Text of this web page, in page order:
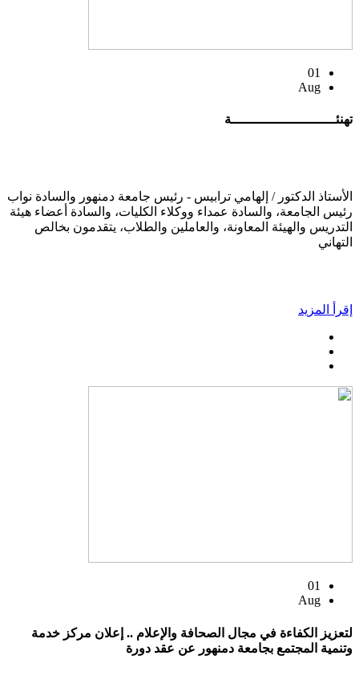
01
Aug
تهنئــــــــــــــــــــــــــة
الأستاذ الدكتور / إلهامي ترابيس - رئيس جامعة دمنهور والسادة نواب
رئيس الجامعة، والسادة عمداء ووكلاء الكليات، والسادة أعضاء هيئة
التدريس والهيئة المعاونة، والعاملين والطلاب، يتقدمون بخالص
التهاني
إقرأ المزيد
01
Aug
لتعزيز الكفاءة في مجال الصحافة والإعلام .. إعلان مركز خدمة
وتنمية المجتمع بجامعة دمنهور عن عقد دورة